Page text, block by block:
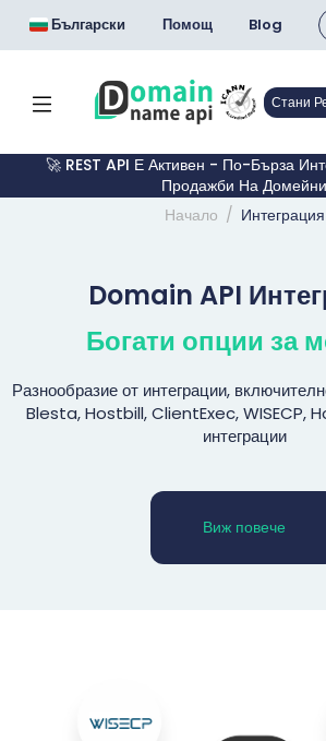
Български Помощ Blog
Стани
🚀 REST API Е Активен - По-Бърза
Продажби На Домейни
Начало
Интеграция
Domain API
Богати опции за
Разнообразие от интеграции,
Blesta, Hostbill, ClientExec, WISECP,
интеграции
Виж повече